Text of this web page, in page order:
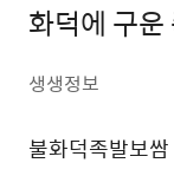
화덕에 구
생생정보
불화덕족발보쌈